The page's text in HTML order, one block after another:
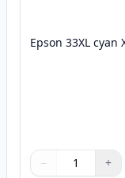
Epson 33XL
Menge
Verwenden Sie
− +
Menge 1